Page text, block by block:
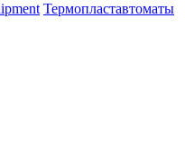
Термопластавтоматы